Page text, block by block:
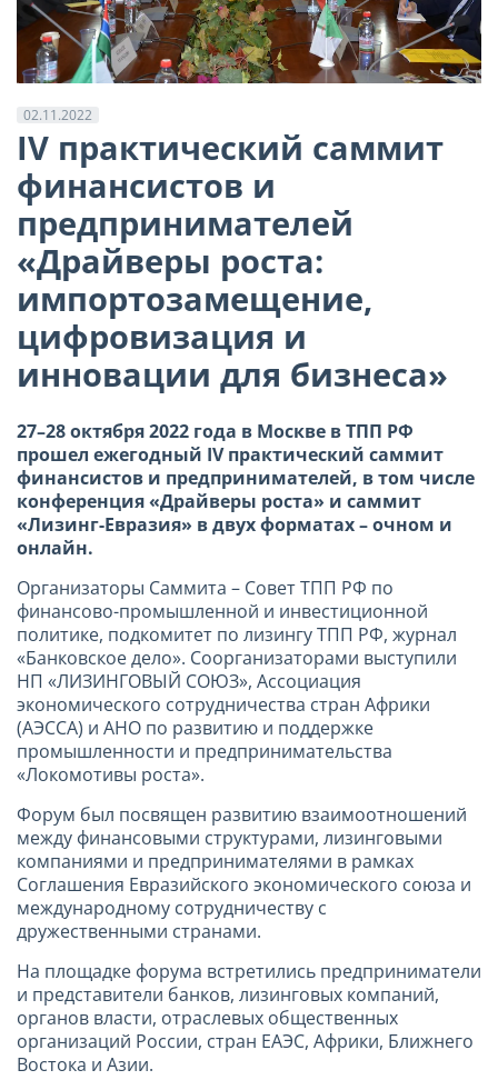
02.11.2022
IV практический саммит
финансистов и
предпринимателей
«Драйверы роста:
импортозамещение,
цифровизация и
инновации для бизнеса»
27–28 октября 2022 года в Москве в ТПП РФ
прошел ежегодный IV практический саммит
финансистов и предпринимателей, в том числе
конференция «Драйверы роста» и саммит
«Лизинг-Евразия» в двух форматах – очном и
онлайн.
Организаторы Саммита – Совет ТПП РФ по
финансово-промышленной и инвестиционной
политике, подкомитет по лизингу ТПП РФ, журнал
«Банковское дело». Соорганизаторами выступили
НП «ЛИЗИНГОВЫЙ СОЮЗ», Ассоциация
экономического сотрудничества стран Африки
(АЭССА) и АНО по развитию и поддержке
промышленности и предпринимательства
«Локомотивы роста».
Форум был посвящен развитию взаимоотношений
между финансовыми структурами, лизинговыми
компаниями и предпринимателями в рамках
Соглашения Евразийского экономического союза и
международному сотрудничеству с
дружественными странами.
На площадке форума встретились предприниматели
и представители банков, лизинговых компаний,
органов власти, отраслевых общественных
организаций России, стран ЕАЭС, Африки, Ближнего
Востока и Азии.